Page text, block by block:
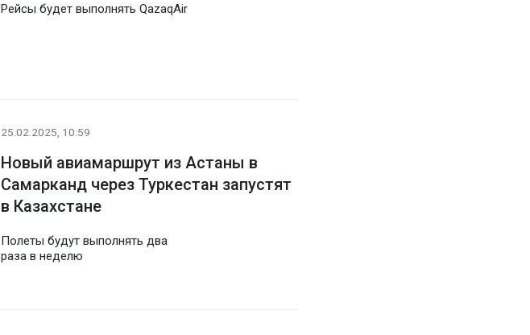
Рейсы будет выполнять QazaqAir
25.02.2025, 10:59
Новый авиамаршрут из Астаны в
Самарканд через Туркестан запустят
в Казахстане
Полеты будут выполнять два
раза в неделю